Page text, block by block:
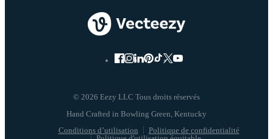
© 2026 Eezy LLC Tous droits réservés
Conditions d’utilisation
Politique de confidentialité